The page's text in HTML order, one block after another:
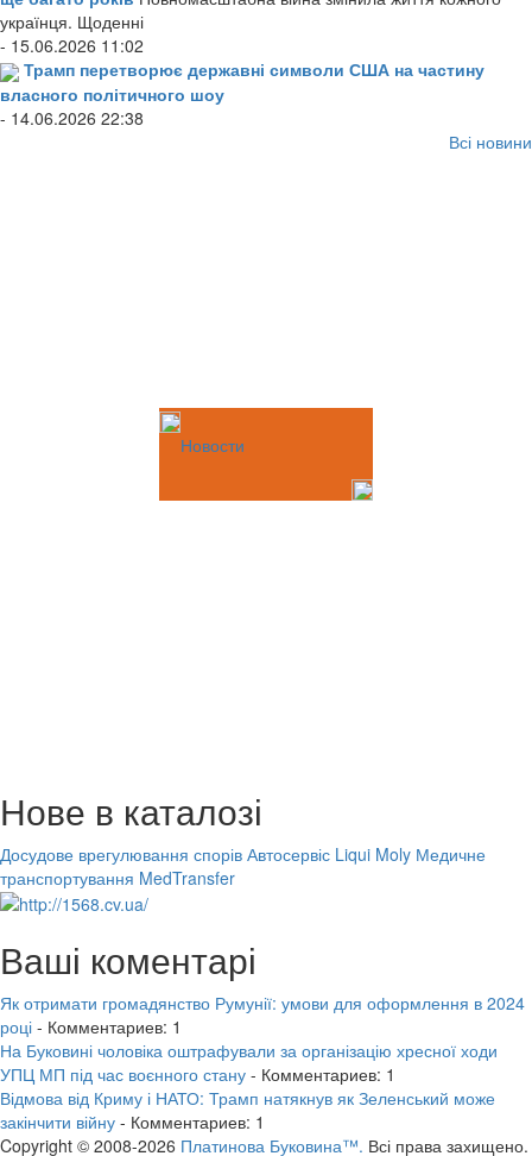
українця. Щоденні
- 15.06.2026 11:02
Трамп перетворює державні символи США на частину
власного політичного шоу
- 14.06.2026 22:38
Всі новини
Новости
Нове в каталозі
Досудове врегулювання спорів Автосервіс Liqui Moly Медичне
транспортування MedTransfer
Ваші коментарі
Як отримати громадянство Румунії: умови для оформлення в 2024
році - Комментариев: 1
На Буковині чоловіка оштрафували за організацію хресної ходи
УПЦ МП під час воєнного стану - Комментариев: 1
Відмова від Криму і НАТО: Трамп натякнув як Зеленський може
закінчити війну - Комментариев: 1
Copyright © 2008-2026 Платинова Буковина™. Всі права захищено.